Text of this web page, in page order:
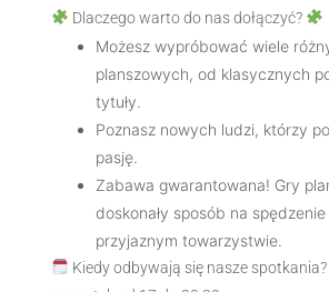
Dlaczego warto do nas dołączyć?
Możesz wypróbować wiele
planszowych, od klasycznych
tytuły.
Poznasz nowych ludzi, którzy
pasję.
Zabawa gwarantowana! Gry
doskonały sposób na
przyjaznym towarzystwie.
Kiedy odbywają się nasze spotkania?